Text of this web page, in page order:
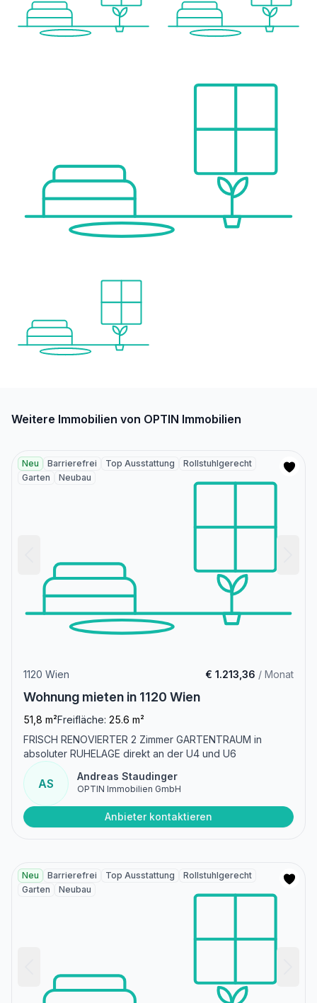
Weitere Immobilien von OPTIN Immobilien
Neu Barrierefrei Top Ausstattung
Rollstuhlgerecht
Garten
Neubau
1120 Wien € 1.213,36 / Monat
Wohnung mieten in 1120 Wien
51,8 m²Freifläche: 25.6 m²
FRISCH RENOVIERTER 2 Zimmer GARTENTRAUM in
absoluter RUHELAGE direkt an der U4 und U6
AS
Andreas Staudinger
OPTIN Immobilien GmbH
Anbieter kontaktieren
Neu Barrierefrei Top Ausstattung
Rollstuhlgerecht
Garten
Neubau